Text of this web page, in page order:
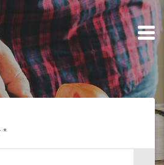
nos recettes